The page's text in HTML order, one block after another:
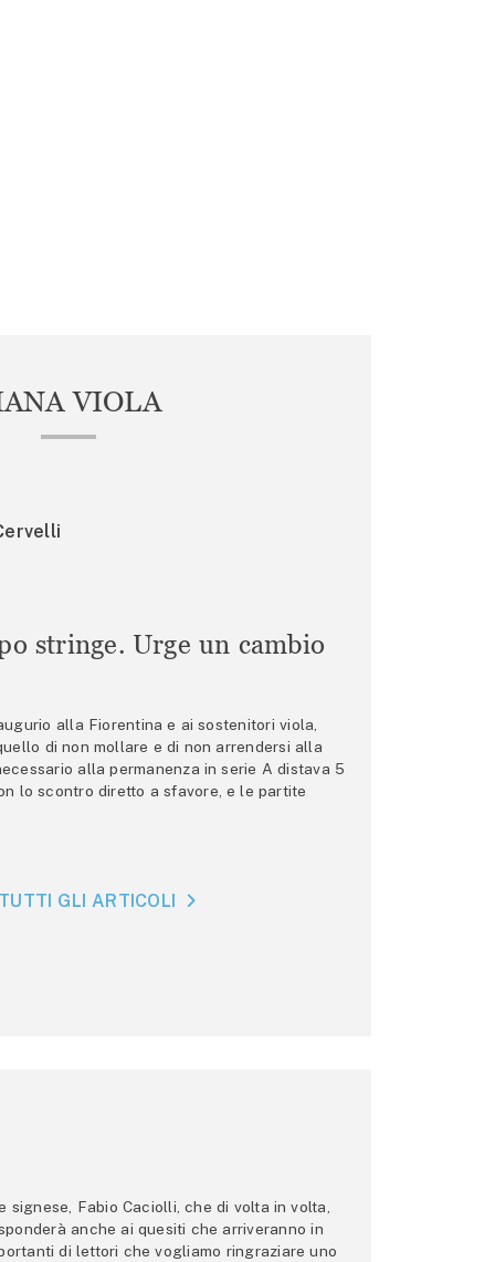
VIOLA
stringe. Urge un cambio
alla Fiorentina e ai sostenitori viola,
di non mollare e di non arrendersi alla
alla permanenza in serie A distava 5
lo scontro diretto a sfavore, e le partite
GLI ARTICOLI
Fabio Caciolli, che di volta in volta,
anche ai quesiti che arriveranno in
di lettori che vogliamo ringraziare uno